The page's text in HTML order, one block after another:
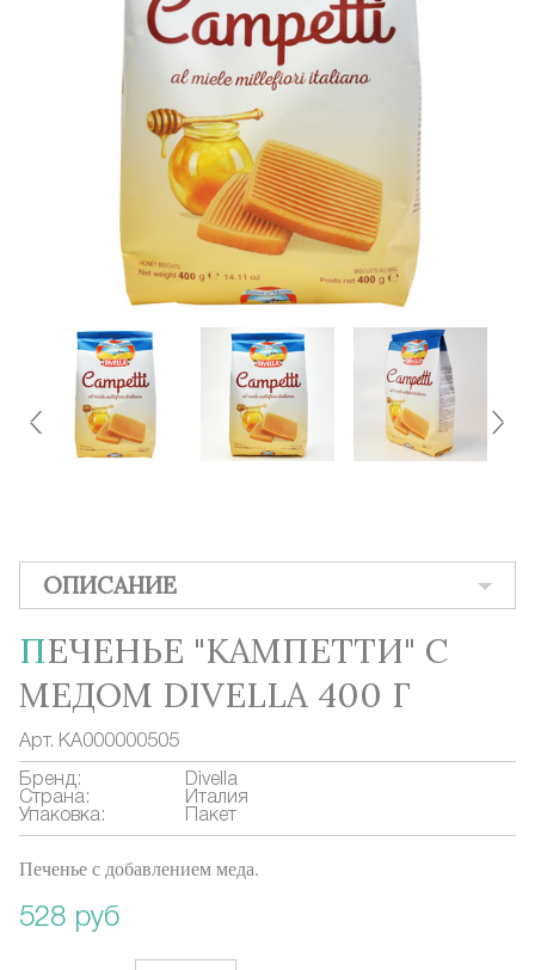
ОПИСАНИЕ
ПЕЧЕНЬЕ "КАМПЕТТИ" С
МЕДОМ DIVELLA 400 Г
Арт. КА000000505
Бренд:
Divella
Страна:
Италия
Упаковка:
Пакет
Печенье с добавлением меда.
528 руб